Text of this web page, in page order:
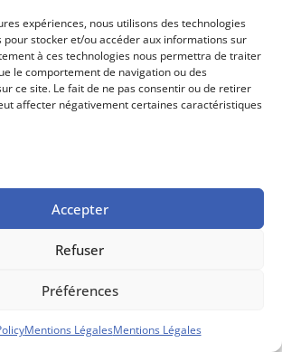
expériences, nous utilisons des technologies
pour stocker et/ou accéder aux informations sur
à ces technologies nous permettra de traiter
le comportement de navigation ou des
ce site. Le fait de ne pas consentir ou de retirer
affecter négativement certaines caractéristiques
Accepter
Refuser
Préférences
Mentions LégalesMentions Légales
depuis 1952
Propos Utiles est
une publication
des Editions
Marigny